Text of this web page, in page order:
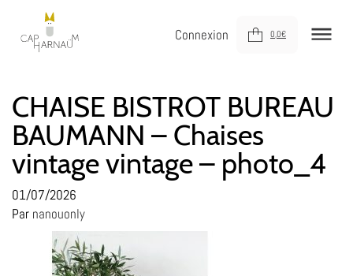
Connexion 0,0€
NOUVEAUTÉS
MEUBLER
DÉCORER
JOUER
DERNIÈRE CHANCE !
À VOTRE SERVICE
CHAISE BISTROT BUREAU
BAUMANN – Chaises
vintage vintage – photo_4
01/07/2026
Par nanouonly